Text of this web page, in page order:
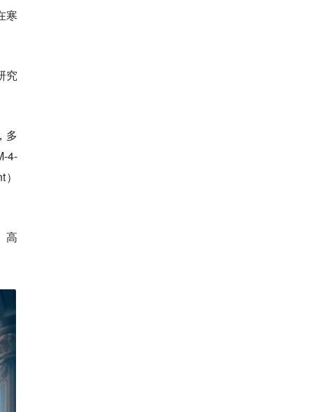
寒
究
多
4-
高